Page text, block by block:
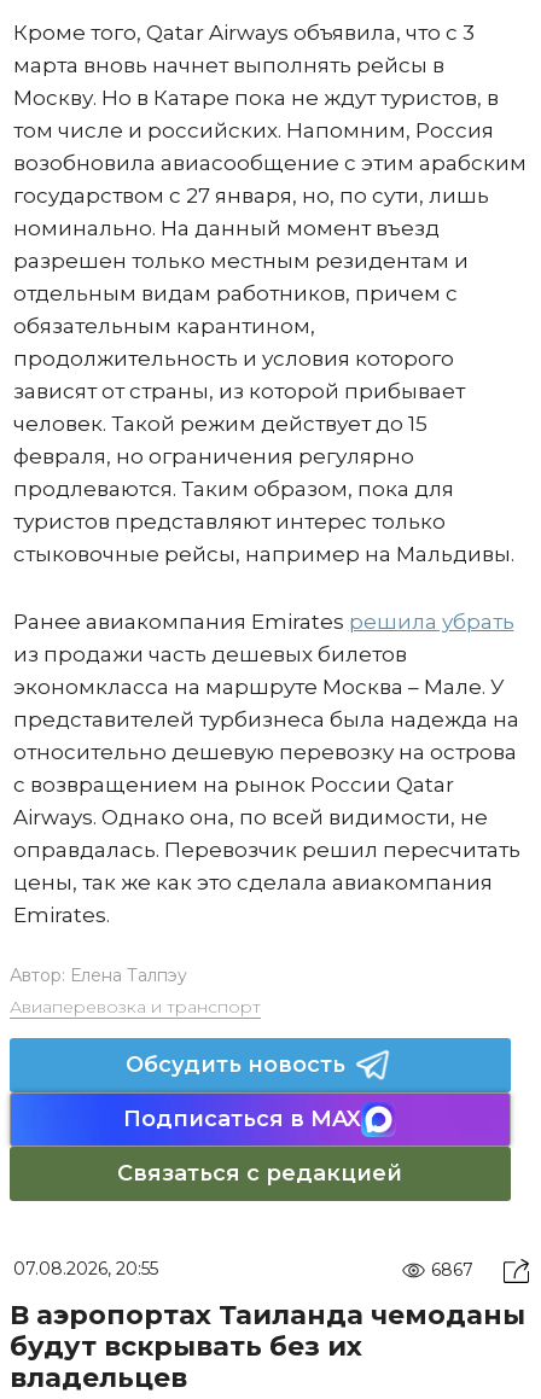
Кроме того, Qatar Airways объявила, что с 3
марта вновь начнет выполнять рейсы в
Москву. Но в Катаре пока не ждут туристов, в
том числе и российских. Напомним, Россия
возобновила авиасообщение с этим арабским
государством с 27 января, но, по сути, лишь
номинально. На данный момент въезд
разрешен только местным резидентам и
отдельным видам работников, причем с
обязательным карантином,
продолжительность и условия которого
зависят от страны, из которой прибывает
человек. Такой режим действует до 15
февраля, но ограничения регулярно
продлеваются. Таким образом, пока для
туристов представляют интерес только
стыковочные рейсы, например на Мальдивы.
Ранее авиакомпания Emirates решила убрать
из продажи часть дешевых билетов
экономкласса на маршруте Москва – Мале. У
представителей турбизнеса была надежда на
относительно дешевую перевозку на острова
с возвращением на рынок России Qatar
Airways. Однако она, по всей видимости, не
оправдалась. Перевозчик решил пересчитать
цены, так же как это сделала авиакомпания
Emirates.
Автор: Елена Талпэу
Авиаперевозка и транспорт
Обсудить новость
Подписаться в MAX
Связаться с редакцией
07.08.2026, 20:55 6867
В аэропортах Таиланда чемоданы
будут вскрывать без их
владельцев